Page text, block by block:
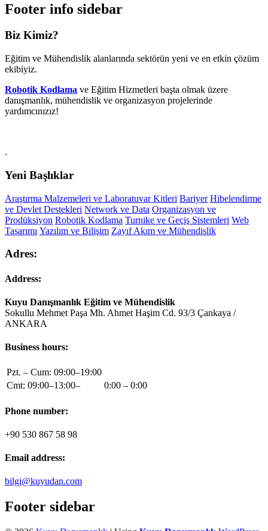
Footer info sidebar
Biz Kimiz?
Eğitim ve Mühendislik alanlarında sektörün yeni ve en etkin çözüm
ekibiyiz.
Robotik Kodlama ve Eğitim Hizmetleri başta olmak üzere
danışmanlık, mühendislik ve organizasyon projelerinde
yardımcınızız!
.
Yeni Başlıklar
Araştırma Malzemeleri ve Laboratuvar Kitleri Bariyer Hibelendirme
ve Devlet Destekleri Network ve Data Organizasyon ve
Prodüksiyon Robotik Kodlama Turnike ve Geçiş Sistemleri Web
Tasarımı Yazılım ve Bilişim Zayıf Akım ve Mühendislik
Adres:
Address:
Kuyu Danışmanlık Eğitim ve Mühendislik
Sokullu Mehmet Paşa Mh. Ahmet Haşim Cd. 93/3 Çankaya /
ANKARA
Business hours:
Pzt. – Cum: 09:00–19:00
Cmt: 09:00–13:00–
0:00 – 0:00
Phone number:
+90 530 867 58 98
Email address:
bilgi@kuyudan.com
Footer sidebar